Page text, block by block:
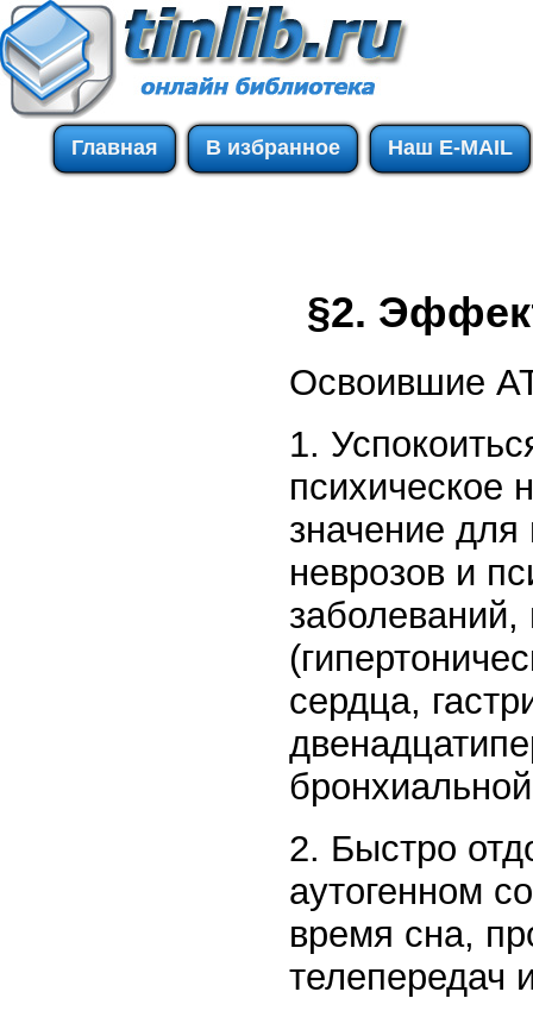
Главная В избранное Наш E-MAIL
§2.
Освоившие
1.
психическое
значение
неврозов и
заболеваний,
сердца,
2. Быстро
аутогенном
время сна,
телепередач